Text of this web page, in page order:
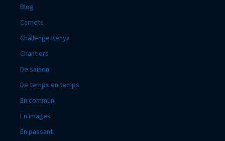
Blog
Carnets
Challenge Kenya
Chantiers
De saison
De temps en temps
En commun
En images
En passant